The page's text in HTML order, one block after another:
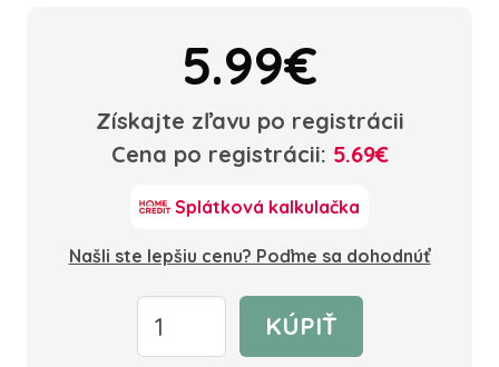
5.99€
Získajte zľavu po registrácii
Cena po registrácii: 5.69€
Splátková kalkulačka
Našli ste lepšiu cenu? Poďme sa dohodnúť
KÚPIŤ